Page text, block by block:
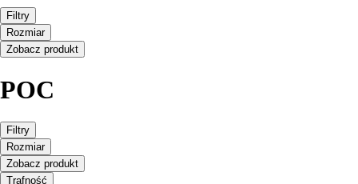
Filtry
Rozmiar
Zobacz produkt
POC
Filtry
Rozmiar
Zobacz produkt
Trafność